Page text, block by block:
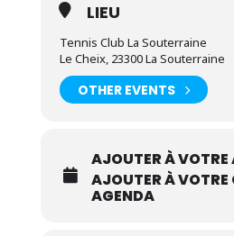
LIEU
Tennis Club La Souterraine
Le Cheix, 23300 La Souterraine
OTHER EVENTS
AJOUTER À VOTRE
AJOUTER À VOTRE
AGENDA